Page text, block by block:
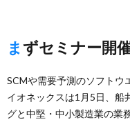
まずセミナー開
SCMや需要予測のソフトウ
イオネックスは1月5日、船
グと中堅・中小製造業の業